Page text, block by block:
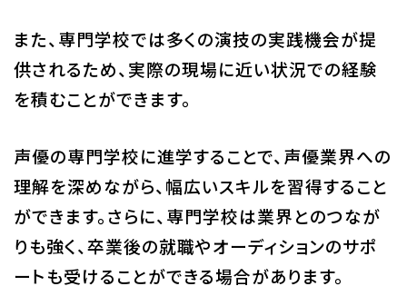
また、専門学校では多くの演技の実践機会が提
供されるため、実際の現場に近い状況での経験
を積むことができます。
声優の専門学校に進学することで、声優業界への
理解を深めながら、幅広いスキルを習得すること
ができます。さらに、専門学校は業界とのつなが
りも強く、卒業後の就職やオーディションのサポ
ートも受けることができる場合があります。